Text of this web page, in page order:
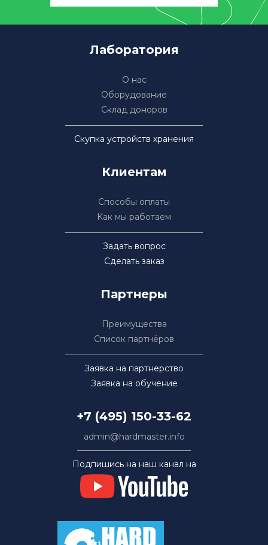
Лаборатория
О нас
Оборудование
Склад доноров
Скупка устройств хранения
Клиентам
Способы оплаты
Как мы работаем
Задать вопрос
Сделать заказ
Партнеры
Преимущества
Список партнёров
Заявка на партнерство
Заявка на обучение
+7 (495) 150-33-62
admin@hardmaster.info
Подпишись на наш канал на